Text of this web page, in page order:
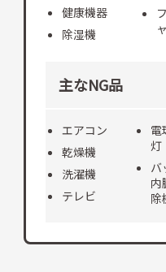
健康機器
除湿機
主なNG品
エアコン
乾燥機
洗濯機
テレビ
電
灯
バ
内
除